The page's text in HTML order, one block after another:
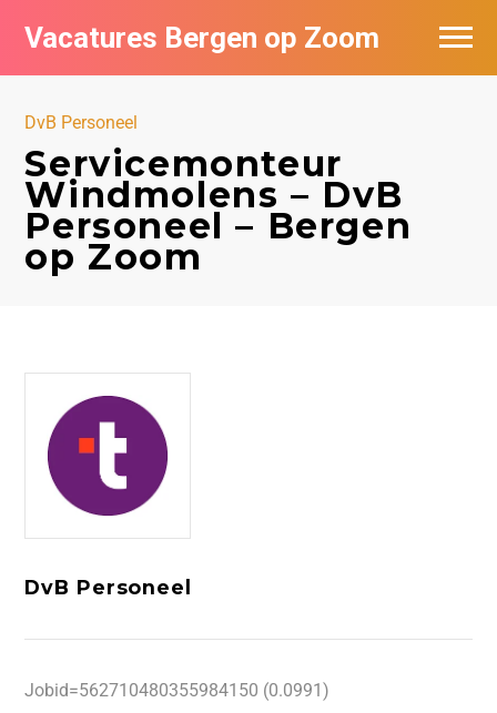
Vacatures Bergen op Zoom
DvB Personeel
Servicemonteur
Windmolens – DvB
Personeel – Bergen
op Zoom
DvB Personeel
Jobid=562710480355984150 (0.0991)
Vacatures per bedrijf
Zoom